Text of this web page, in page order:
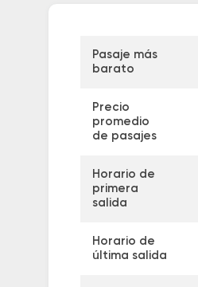
Pasaje más
barato
Precio
promedio
de pasajes
Horario de
primera
salida
Horario de
última salida